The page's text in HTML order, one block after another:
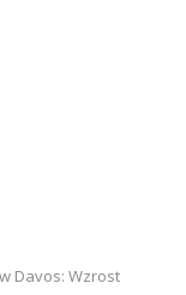
Davos: Wzrost